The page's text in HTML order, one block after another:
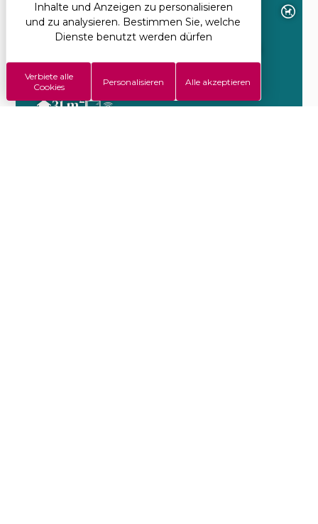
MOBILHEIM EDELWEISS 4
Pers- 2 Zimmer
31 m2
Inhalte und Anzeigen zu personalisieren
und zu analysieren. Bestimmen Sie, welche
Dienste benutzt werden dürfen
Alle akzeptieren
Verbiete alle
Cookies
Personalisieren